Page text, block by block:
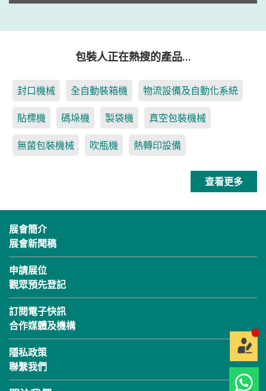
包裝人正在熱搜的產品…
封口機械 全自動裝箱機 物流設備及自動化系統
貼標機 碼垛機 製袋機 真空包裝機械
無菌包裝機械 吹瓶機 熱轉印設備
查看更多
展會簡介
展會新聞稿
申請展位
觀眾預先登記
訂閱電子快訊
合作媒體及機構
隱私政策
聯繫我們